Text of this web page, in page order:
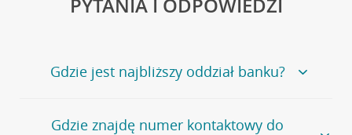
Gdzie jest najbliższy oddział banku?
Jeśli szukasz oddziału naszego banku, zapraszamy na
Gdzie znajdę numer kontaktowy do